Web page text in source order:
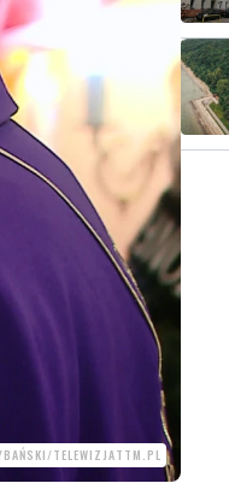
TELEWIZJATTM.PL